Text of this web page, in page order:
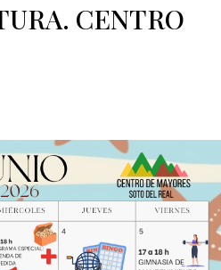
CENTRO